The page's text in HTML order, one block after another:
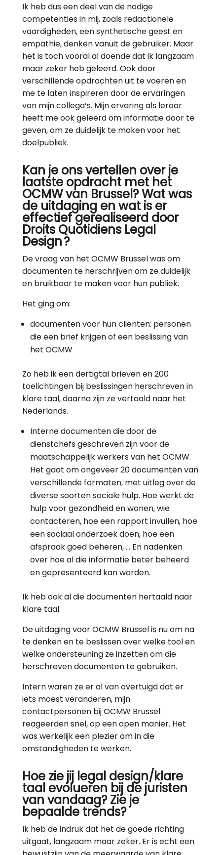
Ik heb dus een deel van de nodige
competenties in mij, zoals redactionele
vaardigheden, een synthetische geest en
empathie, denken vanuit de gebruiker. Maar
het is toch vooral al doende dat ik langzaam
maar zeker heb geleerd. Ook door
verschillende opdrachten uit te voeren en
me te laten inspireren door de ervaringen
van mijn collega’s. Mijn ervaring als leraar
heeft me ook geleerd om informatie door te
geven, om ze duidelijk te maken voor het
doelpubliek.
Kan je ons vertellen over je
laatste opdracht met het
OCMW van Brussel? Wat was
de uitdaging en wat is er
effectief gerealiseerd door
Droits Quotidiens Legal
Design ?
De vraag van het OCMW Brussel was om
documenten te herschrijven om ze duidelijk
en bruikbaar te maken voor hun publiek.
Het ging om:
documenten voor hun cliënten: personen
die een brief krijgen of een beslissing van
het OCMW
Zo heb ik een dertigtal brieven en 200
toelichtingen bij beslissingen herschreven in
klare taal, daarna zijn ze vertaald naar het
Nederlands.
Interne documenten die door de
dienstchefs geschreven zijn voor de
maatschappelijk werkers van het OCMW.
Het gaat om ongeveer 20 documenten van
verschillende formaten, met uitleg over de
diverse soorten sociale hulp. Hoe werkt de
hulp voor gezondheid en wonen, wie
contacteren, hoe een rapport invullen, hoe
een sociaal onderzoek doen, hoe een
afspraak goed beheren, … En nadenken
over hoe al die informatie beter beheerd
en gepresenteerd kan worden.
Ik heb ook al die documenten hertaald naar
klare taal.
De uitdaging voor OCMW Brussel is nu om na
te denken en te beslissen over welke tool en
welke ondersteuning ze inzetten om die
herschreven documenten te gebruiken.
Intern waren ze er al van overtuigd dat er
iets moest veranderen, mijn
contactpersonen bij OCMW Brussel
reageerden snel, op een open manier. Het
was werkelijk een plezier om in die
omstandigheden te werken.
Hoe zie jij legal design/klare
taal evolueren bij de juristen
van vandaag? Zie je
bepaalde trends?
Ik heb de indruk dat het de goede richting
uitgaat, langzaam maar zeker. Er is echt een